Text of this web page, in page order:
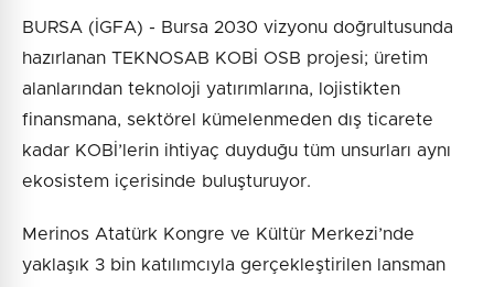
BURSA (İGFA) - Bursa 2030 vizyonu doğrultusunda
hazırlanan TEKNOSAB KOBİ OSB projesi; üretim
alanlarından teknoloji yatırımlarına, lojistikten
finansmana, sektörel kümelenmeden dış ticarete
kadar KOBİ’lerin ihtiyaç duyduğu tüm unsurları aynı
ekosistem içerisinde buluşturuyor.
Merinos Atatürk Kongre ve Kültür Merkezi’nde
yaklaşık 3 bin katılımcıyla gerçekleştirilen lansman